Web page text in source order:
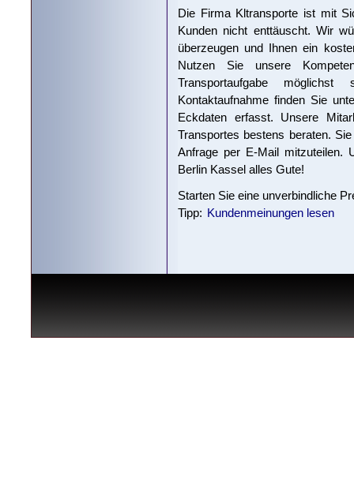
Die Firma Kltransporte ist mit
Kunden nicht enttäuscht. Wir
überzeugen und Ihnen ein
Nutzen Sie unsere
Transportaufgabe
Kontaktaufnahme finden Sie
Eckdaten erfasst. Unsere
Transportes bestens beraten.
Anfrage per E-Mail mitzuteilen.
Berlin Kassel alles Gute!
Starten Sie eine unverbindliche
Tipp: Kundenmeinungen lesen